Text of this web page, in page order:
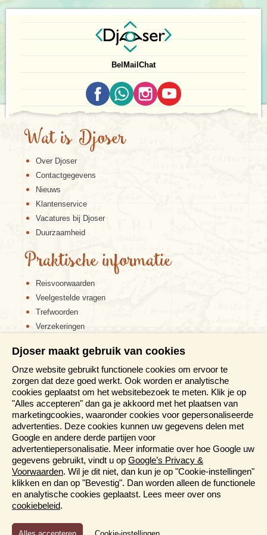
Door landaanwas ligt dit eilandje inmiddels niet meer los
in de haven, maar is het één geworden met het centrum
van de stad. In dit deel van de stad komen de
historische banden met Nederland tot uiting in
kunstwerken en monumenten. In de musea kun je
objecten en prenten zien die gemaakt zijn door Japanse
woonden.
Op 9 augustus 1945 werd ook Nagasaki getroffen door
een atoombom, bijna tweemaal zo sterk als die van
Hiroshima. Na de verwoesting van zeker 35% van de
stad, is Nagasaki uitgegroeid tot een levendige moderne
verwoesting en je vindt hier diverse monumenten en
de Vrede. Het atoombommuseum van Nagasaki is in de
buurt te vinden. In het centrum bevindt zich, ondanks de
toenmalige grote schade, op de Temple-Row nog een
groot aantal oude tempels.
Het is mogelijk om vanuit Nagasaki een bezoek te
brengen aan de Japanse versie van ’Nederland’ in de
vorm van het pretpark Huis Ten Bosch. Hier zijn tal van
bekende oer-Nederlandse gebouwen op ware grootte
nagebouwd. Naast bruggen, dijken en kanalen zijn er
ook volop moderne ecologische voorzieningen in
aangebracht, onder andere voor afvalverwerking en
verwarming.
Vanuit Nagasaki reizen we met de expresstrein en
Shinkansen terug naar Osaka. Hier heb je nog de tijd om
Bel Mail Chat
Wat is Djoser
Over Djoser
Contactgegevens
Nieuws
Klantenservice
Vacatures bij Djoser
Duurzaamheid
Praktische informatie
Reisvoorwaarden
Veelgestelde vragen
Trefwoorden
Verzekeringen
Disclaimer
Cookiebeleid
Privacy verklaring
Reis en boek met Djoser zekerheid
Meer weten?
Brochures aanvragen
Informatiedagen
Magazine
Aanmelden nieuwsbrief
Djoser maakt gebruik van cookies
Onze website gebruikt functionele cookies om ervoor te
zorgen dat deze goed werkt. Ook worden er analytische
cookies geplaatst om het websitebezoek te meten. Klik je op
"Alles accepteren" dan ga je akkoord met het plaatsen van
marketingcookies, waaronder cookies voor gepersonaliseerde
advertenties. Deze cookies kunnen uw gegevens delen met
Google en andere derde partijen voor
advertentiepersonalisatie. Meer informatie over hoe Google uw
gegevens gebruikt, vindt u op Google’s Privacy &
Voorwaarden. Wil je dit niet, dan kun je op "Cookie-instellingen"
klikken en dan op "Bevestig". Dan worden alleen de functionele
en analytische cookies geplaatst. Lees meer over ons
cookiebeleid.
Functioneel en Analytisch